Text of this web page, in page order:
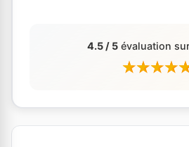
4.5 / 5évaluation